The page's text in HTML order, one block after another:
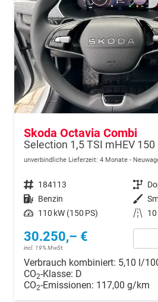
Skoda Octavia Combi
unverbindliche Lieferzeit: 4 Monate
Fahrzeugnr. 184113 Getriebe
Kraftstoff Benzin Außenfarbe
Leistung 110 kW (150 PS) Kilometerstand
30.250,– €
incl. 19% MwSt.
Verbrauch kombiniert: 5,10 l/
CO2-Klasse: D
CO2-Emissionen: 117,00 g/km